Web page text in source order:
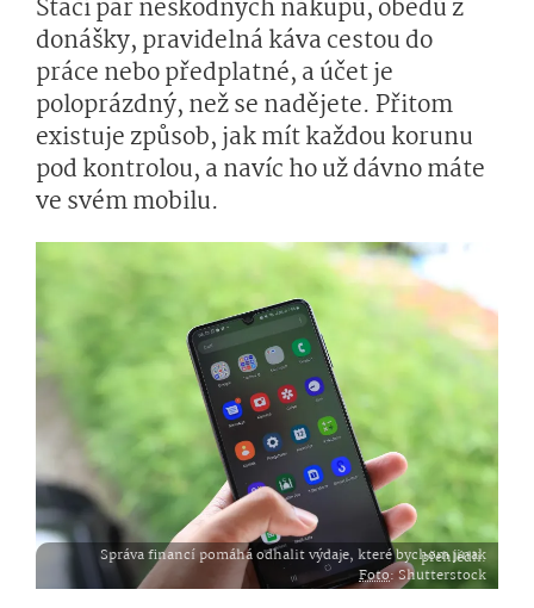
Stačí pár neškodných nákupů, obědů z
donášky, pravidelná káva cestou do
práce nebo předplatné, a účet je
poloprázdný, než se nadějete. Přitom
existuje způsob, jak mít každou korunu
pod kontrolou, a navíc ho už dávno máte
ve svém mobilu.
Správa financí pomáhá odhalit výdaje, které bychom jinak přehlédli.
Foto: Shutterstock